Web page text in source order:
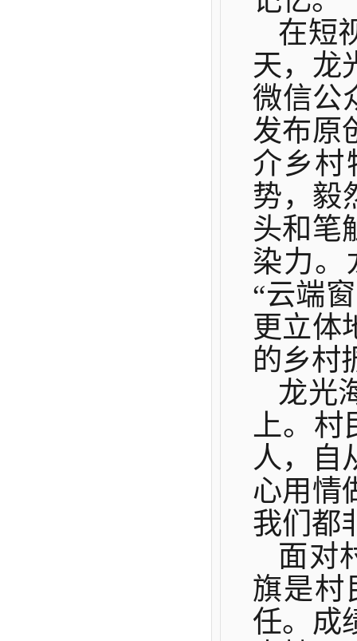
在短
天，龙
微信公
发布原
介乡村
势，毅
头和笔
染力。
“云端
更立体
的乡村
龙光
上。村
人，自
心用情
我们都
面对
旗是村
任。成